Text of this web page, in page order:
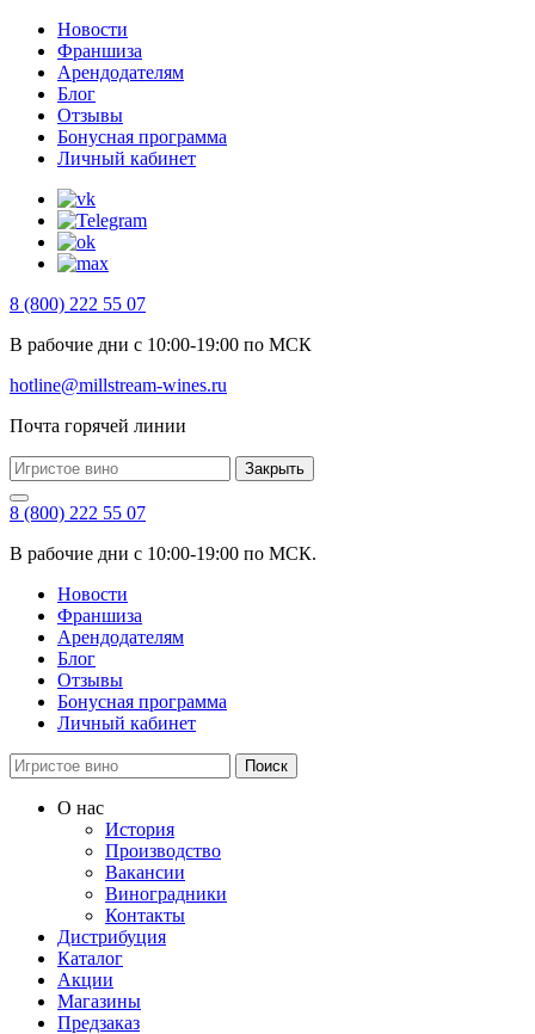
Новости
Франшиза
Арендодателям
Блог
Отзывы
Бонусная программа
Личный кабинет
8 (800) 222 55 07
В рабочие дни с 10:00-19:00 по МСК
hotline@millstream-wines.ru
Почта горячей линии
Закрыть
8 (800) 222 55 07
В рабочие дни с 10:00-19:00 по МСК.
Новости
Франшиза
Арендодателям
Блог
Отзывы
Бонусная программа
Личный кабинет
Поиск
О нас
История
Производство
Вакансии
Виноградники
Контакты
Дистрибуция
Каталог
Акции
Магазины
Предзаказ